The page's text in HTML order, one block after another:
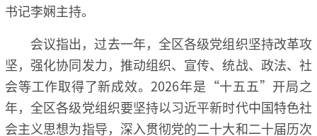
书记李娴主持。
会议指出，过去一年，全区各级党组织坚持改革攻
坚，强化协同发力，推动组织、宣传、统战、政法、社
会等工作取得了新成效。2026年是“十五五”开局之
年，全区各级党组织要坚持以习近平新时代中国特色社
会主义思想为指导，深入贯彻党的二十大和二十届历次